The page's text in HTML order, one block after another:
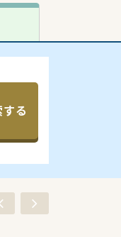
る